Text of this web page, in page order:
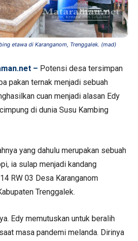
etawa di Karanganom, Trenggalek. (mad)
– Potensi desa tersimpan
pakan ternak menjadi sebuah
cuan menjadi alasan Edy
di dunia Susu Kambing
yang dahulu merupakan sebuah
ia sulap menjadi kandang
RW 03 Desa Karanganom
Trenggalek.
Edy memutuskan untuk beralih
masa pandemi melanda. Dirinya